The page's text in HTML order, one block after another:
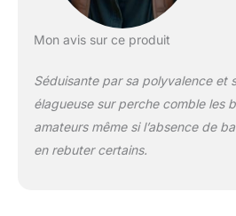
coupe-
–
Mon avis sur ce produit
Séduisante par sa polyvalence et
élagueuse sur perche comble les
amateurs même si l’absence de
en rebuter certains.